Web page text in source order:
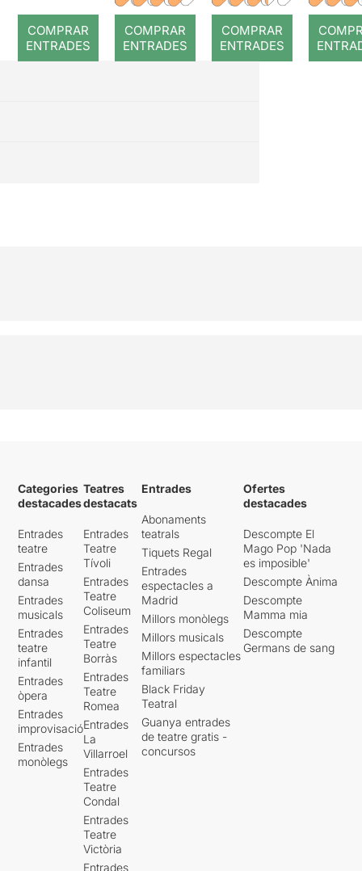
COMPRAR
ENTRADES
COMPRAR
ENTRADES
COMPRAR
ENTRADES
Categories
destacades
Entrades
teatre
Entrades
dansa
Entrades
musicals
Entrades
teatre
infantil
Entrades
òpera
Entrades
improvisació
Entrades
monòlegs
Teatres
destacats
Entrades
Teatre
Tívoli
Entrades
Teatre
Coliseum
Entrades
Teatre
Borràs
Entrades
Teatre
Romea
Entrades
La
Villarroel
Entrades
Teatre
Condal
Entrades
Teatre
Victòria
Entrades
Entrades
Abonaments
teatrals
Tiquets Regal
Entrades
espectacles a
Madrid
Millors monòlegs
Millors musicals
Millors espectacles
familiars
Black Friday
Teatral
Guanya entrades
de teatre gratis -
concursos
Ofertes
destacades
Descompte El
Mago Pop 'Nada
es imposible'
Descompte Ànima
Descompte
Mamma mia
Descompte
Germans de sang